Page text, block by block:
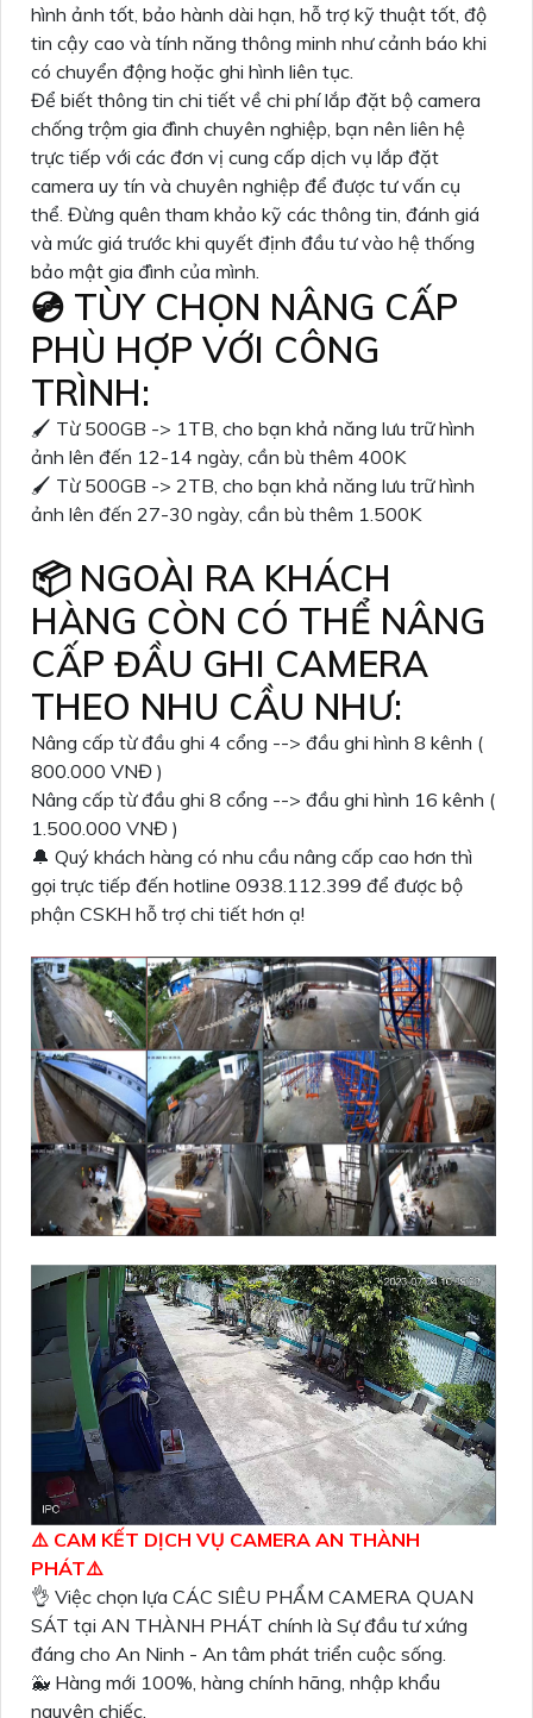
hình ảnh tốt, bảo hành dài hạn, hỗ trợ kỹ thuật tốt, độ
tin cậy cao và tính năng thông minh như cảnh báo khi
có chuyển động hoặc ghi hình liên tục.
Để biết thông tin chi tiết về chi phí lắp đặt bộ camera
chống trộm gia đình chuyên nghiệp, bạn nên liên hệ
trực tiếp với các đơn vị cung cấp dịch vụ lắp đặt
camera uy tín và chuyên nghiệp để được tư vấn cụ
thể. Đừng quên tham khảo kỹ các thông tin, đánh giá
và mức giá trước khi quyết định đầu tư vào hệ thống
bảo mật gia đình của mình.
💿 TÙY CHỌN NÂNG CẤP
PHÙ HỢP VỚI CÔNG
TRÌNH:
🖌 Từ 500GB -> 1TB, cho bạn khả năng lưu trữ hình
ảnh lên đến 12-14 ngày, cần bù thêm 400K
🖌 Từ 500GB -> 2TB, cho bạn khả năng lưu trữ hình
ảnh lên đến 27-30 ngày, cần bù thêm 1.500K
📦 NGOÀI RA KHÁCH
HÀNG CÒN CÓ THỂ NÂNG
CẤP ĐẦU GHI CAMERA
THEO NHU CẦU NHƯ:
Nâng cấp từ đầu ghi 4 cổng --> đầu ghi hình 8 kênh (
800.000 VNĐ )
Nâng cấp từ đầu ghi 8 cổng --> đầu ghi hình 16 kênh (
1.500.000 VNĐ )
🔔 Quý khách hàng có nhu cầu nâng cấp cao hơn thì
gọi trực tiếp đến hotline 0938.112.399 để được bộ
phận CSKH hỗ trợ chi tiết hơn ạ!
⚠️ CAM KẾT DỊCH VỤ CAMERA AN THÀNH
PHÁT⚠️
👌 Việc chọn lựa CÁC SIÊU PHẨM CAMERA QUAN
SÁT tại AN THÀNH PHÁT chính là Sự đầu tư xứng
đáng cho An Ninh - An tâm phát triển cuộc sống.
🐳 Hàng mới 100%, hàng chính hãng, nhập khẩu
nguyên chiếc.